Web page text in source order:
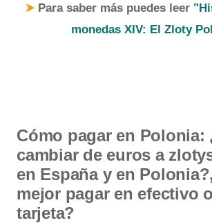
➤Para saber más puedes leer
monedas XIV: El Zloty
Cómo pagar en Polonia:
cambiar de euros a
en España y en
mejor pagar en efectivo
tarjeta?